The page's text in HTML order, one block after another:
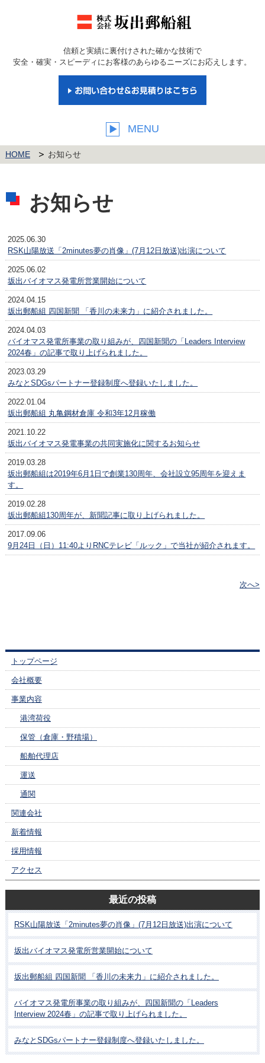
信頼と実績に裏付けされた確かな技術で
安全・確実・スピーディにお客様のあらゆるニーズにお応えします。
MENU
HOME お知らせ
お知らせ
2025.06.30
RSK山陽放送「2minutes夢の肖像」(7月12日放送)出演について
2025.06.02
坂出バイオマス発電所営業開始について
2024.04.15
坂出郵船組 四国新聞 「香川の未来力」に紹介されました。
2024.04.03
バイオマス発電所事業の取り組みが、四国新聞の「Leaders Interview
2024春」の記事で取り上げられました。
2023.03.29
みなとSDGsパートナー登録制度へ登録いたしました。
2022.01.04
坂出郵船組 丸亀鋼材倉庫 令和3年12月稼働
2021.10.22
坂出バイオマス発電事業の共同実施化に関するお知らせ
2019.03.28
坂出郵船組は2019年6月1日で創業130周年、会社設立95周年を迎えま
す。
2019.02.28
坂出郵船組130周年が、新聞記事に取り上げられました。
2017.09.06
9月24日（日）11:40よりRNCテレビ「ルック」で当社が紹介されます。
次へ>
トップページ
会社概要
事業内容
港湾荷役
保管（倉庫・野積場）
船舶代理店
運送
通関
関連会社
新着情報
採用情報
アクセス
最近の投稿
RSK山陽放送「2minutes夢の肖像」(7月12日放送)出演について
坂出バイオマス発電所営業開始について
坂出郵船組 四国新聞 「香川の未来力」に紹介されました。
バイオマス発電所事業の取り組みが、四国新聞の「Leaders
Interview 2024春」の記事で取り上げられました。
みなとSDGsパートナー登録制度へ登録いたしました。